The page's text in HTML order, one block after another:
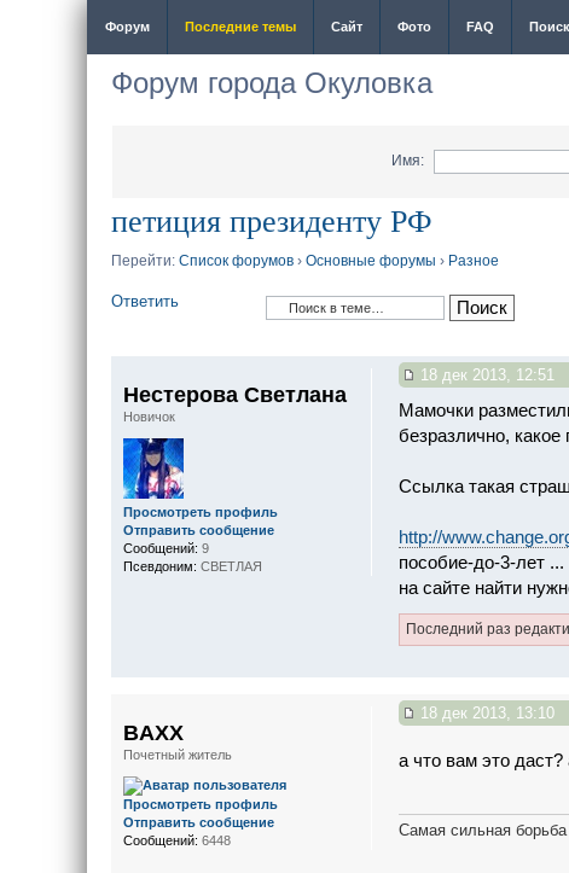
Форум Последние темы Сайт Фото FAQ Поиск
Форум города Окуловка
Имя:
петиция президенту РФ
Перейти: Список форумов › Основные форумы › Разное
Ответить
18 дек 2013, 12:51
Мамочки
безразлично,
Ссылка такая
http://
пособие-до-3-лет
на сайте найти
Последний раз
Нестерова Светлана
Новичок
Просмотреть профиль
Отправить сообщение
Сообщений: 9
Псевдоним: СВЕТЛАЯ
18 дек 2013, 13:10
а что вам это
Самая сильная
BAXX
Почетный житель
Просмотреть профиль
Отправить сообщение
Сообщений: 6448